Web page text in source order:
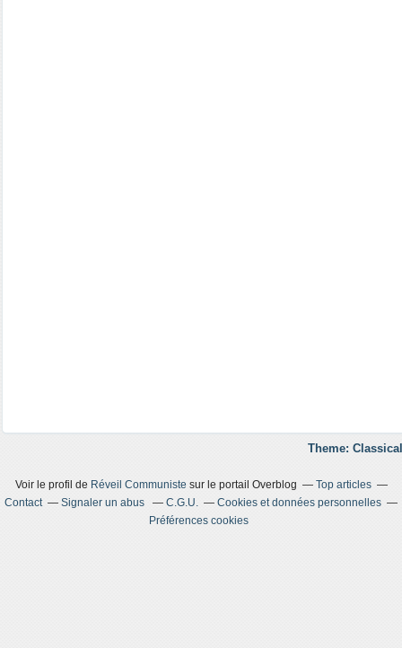
Theme:
Voir le profil de Réveil Communiste sur le portail Overblog
Top articles
Contact
Signaler un abus C.G.U.
Cookies et données personnelles
Préférences cookies